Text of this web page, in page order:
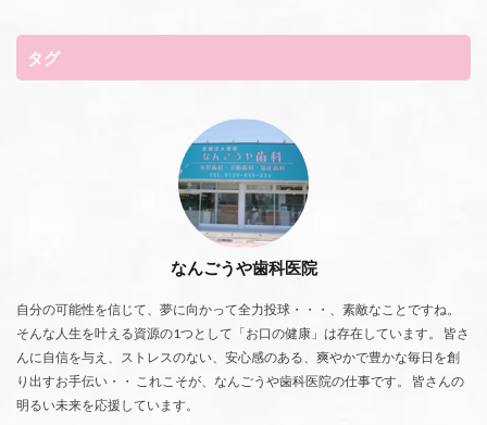
タグ
なんごうや歯科医院
自分の可能性を信じて、夢に向かって全力投球・・・、素敵なことですね。
そんな人生を叶える資源の1つとして「お口の健康」は存在しています。 皆さ
んに自信を与え、ストレスのない、安心感のある、爽やかで豊かな毎日を創
り出すお手伝い・・ これこそが、なんごうや歯科医院の仕事です。 皆さんの
明るい未来を応援しています。